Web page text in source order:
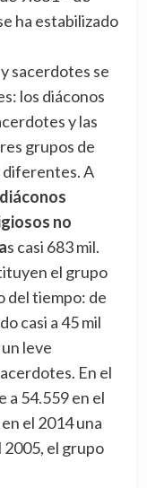
ha estabilizado
sacerdotes se
los diáconos
y las
grupos de
diferentes. A
diáconos
no
s casi 683 mil.
el grupo
del tiempo: de
casi a 45 mil
leve
En el
a 54.559 en el
el 2014 una
2005, el grupo